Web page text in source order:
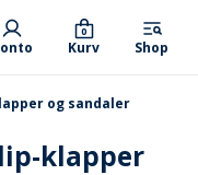
Kurv
0
Shop
og sandaler
klapper